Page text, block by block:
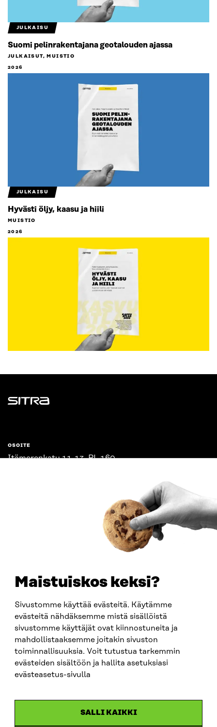
Maistuiskos keksi?
Sivustomme käyttää evästeitä. Käytämme
evästeitä nähdäksemme mistä sisällöistä
sivustomme käyttäjät ovat kiinnostuneita ja
mahdollistaaksemme joitakin sivuston
toiminnallisuuksia. Voit tutustua tarkemmin
evästeiden sisältöön ja hallita asetuksiasi
evästeasetus-sivulla
SALLI KAIKKI
JULKAISU
Suomi pelinrakentajana geotalouden ajassa
JULKAISUT, MUISTIO
2026
JULKAISU
Hyvästi öljy, kaasu ja hiili
MUISTIO
2026
Sitra
OSOITE
Itämerenkatu 11-13, PL 160,
SITRA SOSIAALISESSA MEDIASSA
LinkedIn
Instagram
YouTube